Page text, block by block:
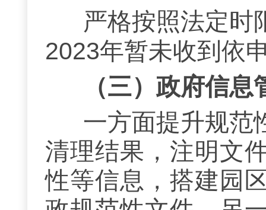
严格按照法定时
2023年暂未收到依
（三）政府信息
一方面提升规范
清理结果，注明文
性等信息，搭建园